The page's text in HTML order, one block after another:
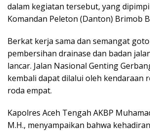
dalam kegiatan tersebut, yang
Komandan Peleton (Danton) Brimob
Berkat kerja sama dan semangat
pembersihan drainase dan badan
lancar. Jalan Nasional Genting
kembali dapat dilalui oleh kendaraan
roda empat.
Kapolres Aceh Tengah AKBP
M.H., menyampaikan bahwa